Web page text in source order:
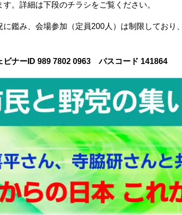
す。詳細は下段のチラシをご覧ください。
に鑑み、会場参加（定員200人）は制限しており
ナーID 989 7802 0963 パスコード 141864